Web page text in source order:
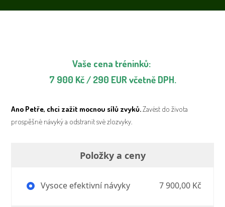
Vaše cena tréninků:
7 900 Kč / 290 EUR včetně DPH.
Ano Petře, chci zažit mocnou sílů zvyků.Zavést do života
prospěšné návyký a odstranit své zlozvyky.
Položky a ceny
Vysoce efektivní návyky 7 900,00 Kč